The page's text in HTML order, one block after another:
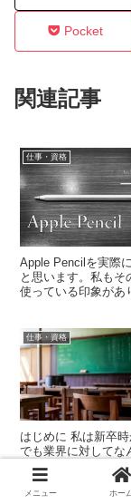
Pocket
関連記事
仕事・資格
Apple Pencilを実際
と思います。私もそ
使っている印象があ
仕事・資格
はじめに 私は新卒
でも業界に対してな
す。 この記事では
く建築業界に、そ
メニュー ホー